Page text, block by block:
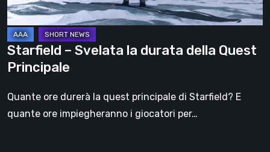
Principale
Starfield – Svelata la durata della Quest
Principale
Quante ore durerà la quest principale di Starfield? E
quante ore impiegheranno i giocatori per…